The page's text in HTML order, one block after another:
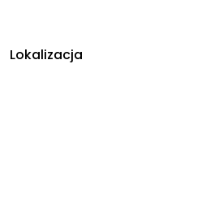
Lokalizacja